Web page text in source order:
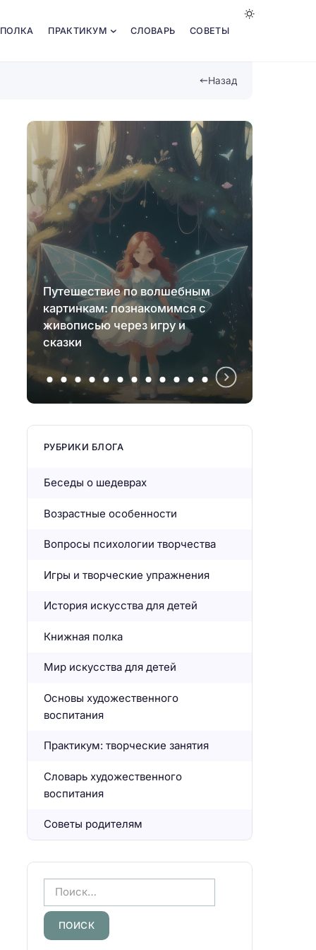
ПРАКТИКУМ СЛОВАРЬ СОВЕТЫ
Назад
Путешествие по волшебным
картинкам: познакомимся с
живописью через игру и
сказки
РУБРИКИ БЛОГА
Беседы о шедеврах
Возрастные особенности
Вопросы психологии творчества
Игры и творческие упражнения
История искусства для детей
Книжная полка
Мир искусства для детей
Основы художественного
воспитания
Практикум: творческие занятия
Словарь художественного
воспитания
Советы родителям
а
й
т